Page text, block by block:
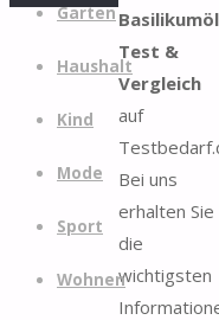
Garten
Haushalt
Kind
Mode
Sport
Wohnen
Basilikumöl
Test &
Vergleich
auf
Bei uns
erhalten Sie
die
wichtigsten